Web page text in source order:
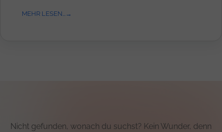
MEHR LESEN...
Nicht gefunden, wonach du suchst? Kein Wunder, denn